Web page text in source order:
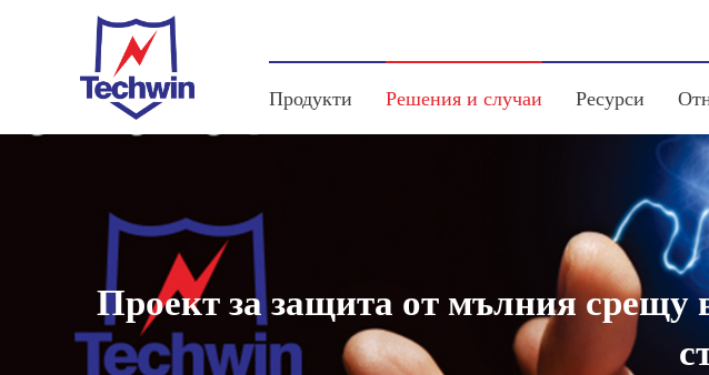
Продукти Решения и случаи Ресурси
Проект за защита от мълния срещу